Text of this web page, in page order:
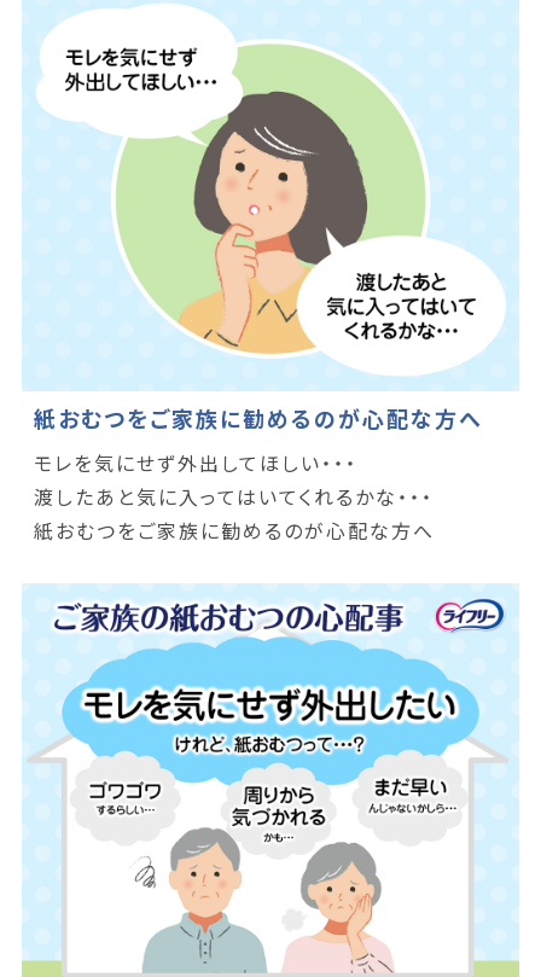
紙おむつをご家族に勧めるのが心配な方へ
モレを気にせず外出してほしい・・・
渡したあと気に入ってはいてくれるかな・・・
紙おむつをご家族に勧めるのが心配な方へ